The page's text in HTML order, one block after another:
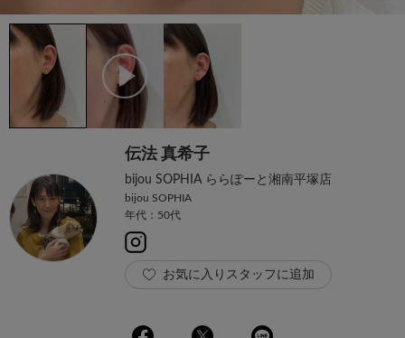
伝法 真希子
bijou SOPHIA ららぽーと湘南平塚店
bijou SOPHIA
年代：50代
お気に入りスタッフに追加